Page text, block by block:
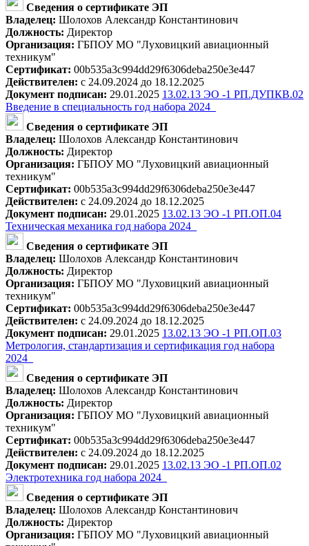
Сведения о сертификате ЭП
Владелец: Шолохов Александр Константинович
Должность: Директор
Организация: ГБПОУ МО "Луховицкий авиационный
техникум"
Сертификат: 00b535a3c994dd29f6306deba250e3e447
Действителен: с 24.09.2024 до 18.12.2025
Документ подписан: 29.01.2025 13.02.13 ЭО -1 РП.ДУПКВ.02
Введение в специальность год набора 2024_
Сведения о сертификате ЭП
Владелец: Шолохов Александр Константинович
Должность: Директор
Организация: ГБПОУ МО "Луховицкий авиационный
техникум"
Сертификат: 00b535a3c994dd29f6306deba250e3e447
Действителен: с 24.09.2024 до 18.12.2025
Документ подписан: 29.01.2025 13.02.13 ЭО -1 РП.ОП.04
Техническая механика год набора 2024_
Сведения о сертификате ЭП
Владелец: Шолохов Александр Константинович
Должность: Директор
Организация: ГБПОУ МО "Луховицкий авиационный
техникум"
Сертификат: 00b535a3c994dd29f6306deba250e3e447
Действителен: с 24.09.2024 до 18.12.2025
Документ подписан: 29.01.2025 13.02.13 ЭО -1 РП.ОП.03
Метрология, стандартизация и сертификация год набора
2024_
Сведения о сертификате ЭП
Владелец: Шолохов Александр Константинович
Должность: Директор
Организация: ГБПОУ МО "Луховицкий авиационный
техникум"
Сертификат: 00b535a3c994dd29f6306deba250e3e447
Действителен: с 24.09.2024 до 18.12.2025
Документ подписан: 29.01.2025 13.02.13 ЭО -1 РП.ОП.02
Электротехника год набора 2024_
Сведения о сертификате ЭП
Владелец: Шолохов Александр Константинович
Должность: Директор
Организация: ГБПОУ МО "Луховицкий авиационный